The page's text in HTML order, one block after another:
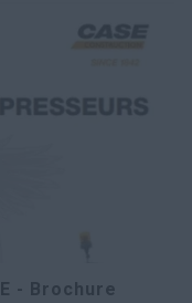
- Brochure